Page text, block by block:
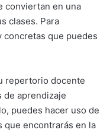
conviertan en una
clases. Para
concretas que puedes
repertorio docente
de aprendizaje
puedes hacer uso de
que encontrarás en la